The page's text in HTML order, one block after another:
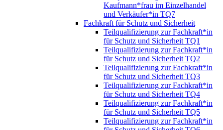
Kaufmann*frau im Einzelhandel
und Verkäufer*in TQ7
Fachkraft für Schutz und Sicherheit
Teilqualifizierung zur Fachkraft*in
für Schutz und Sicherheit TQ1
Teilqualifizierung zur Fachkraft*in
für Schutz und Sicherheit TQ2
Teilqualifizierung zur Fachkraft*in
für Schutz und Sicherheit TQ3
Teilqualifizierung zur Fachkraft*in
für Schutz und Sicherheit TQ4
Teilqualifizierung zur Fachkraft*in
für Schutz und Sicherheit TQ5
Teilqualifizierung zur Fachkraft*in